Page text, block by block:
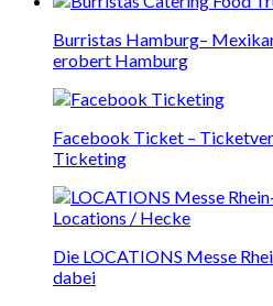
Burristas Hamburg–
erobert Hamburg
Facebook Ticket –
Ticketing
Die LOCATIONS Messe
dabei